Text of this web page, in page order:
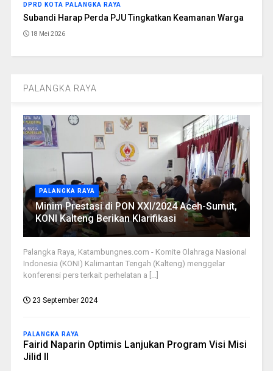
DPRD KOTA PALANGKA RAYA
Subandi Harap Perda PJU Tingkatkan Keamanan Warga
18 Mei 2026
PALANGKA RAYA
PALANGKA RAYA
Minim Prestasi di PON XXI/2024 Aceh-Sumut,
KONI Kalteng Berikan Klarifikasi
Palangka Raya, Katambungnes.com - Komite Olahraga Nasional
Indonesia (KONI) Kalimantan Tengah (Kalteng) menggelar
konferensi pers terkait perhelatan a [...]
23 September 2024
PALANGKA RAYA
Fairid Naparin Optimis Lanjukan Program Visi Misi
Jilid II